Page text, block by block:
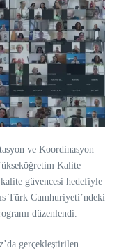
ve Koordinasyon
Kalite
güvencesi hedefiyle
Türk Cumhuriyeti’ndeki
düzenlendi.
gerçekleştirilen